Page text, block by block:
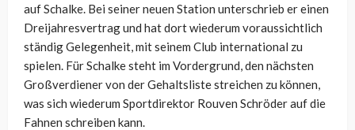
auf Schalke. Bei seiner neuen Station unterschrieb er einen
Dreijahresvertrag und hat dort wiederum voraussichtlich
ständig Gelegenheit, mit seinem Club international zu
spielen. Für Schalke steht im Vordergrund, den nächsten
Großverdiener von der Gehaltsliste streichen zu können,
was sich wiederum Sportdirektor Rouven Schröder auf die
Fahnen schreiben kann.